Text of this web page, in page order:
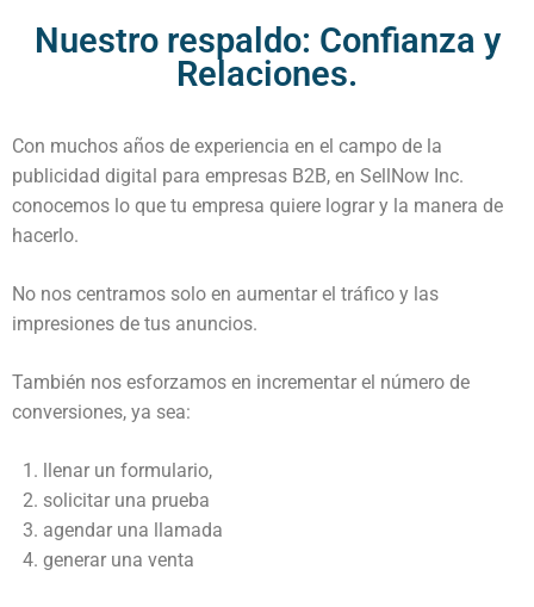
Nuestro respaldo: Confianza y
Relaciones.
Con muchos años de experiencia en el campo de la
publicidad digital para empresas B2B, en SellNow Inc.
conocemos lo que tu empresa quiere lograr y la manera de
hacerlo.
No nos centramos solo en aumentar el tráfico y las
impresiones de tus anuncios.
También nos esforzamos en incrementar el número de
conversiones, ya sea:
llenar un formulario,
solicitar una prueba
agendar una llamada
generar una venta